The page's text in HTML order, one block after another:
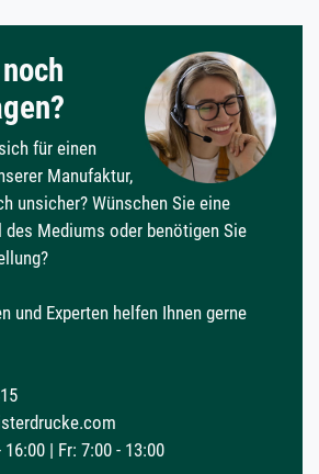
für einen
Manufaktur,
unsicher? Wünschen Sie eine
des Mediums oder benötigen Sie
und Experten helfen Ihnen gerne
| Fr: 7:00 - 13:00